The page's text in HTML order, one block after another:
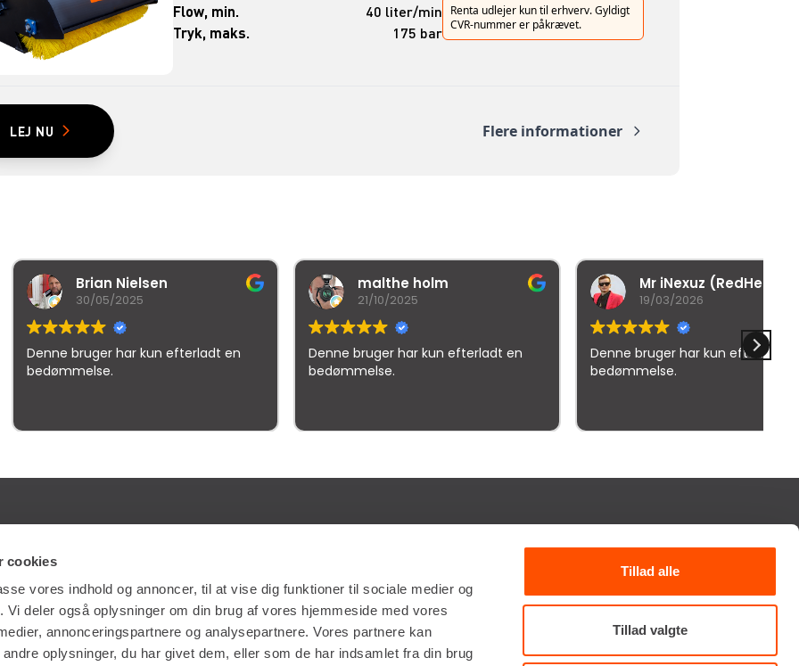
cookies
vores indhold og annoncer, til at vise dig funktioner til sociale medier og
deler også oplysninger om din brug af vores hjemmeside med vores
annonceringspartnere og analysepartnere. Vores partnere kan
oplysninger, du har givet dem, eller som de har indsamlet fra din brug
Tillad alle
Tillad valgte
Flow, min.
40 liter/min
Tryk, maks.
175 bar
Renta udlejer kun til erhverv. Gyldigt
CVR-nummer er påkrævet.
LEJ NU Flere informationer
Nielsen
05/2025
har kun efterladt en
malthe holm
21/10/2025
Denne bruger har kun efterladt en
bedømmelse.
Mr iNexuz (RedHead)
19/03/2026
Denne bruger har kun efterladt en
bedømmelse.
LÆS MERE OM RENTA EASY
LEDIGE JOBS | KARRIERE I RENTA
LEJE- OG LEVERINGSBETINGELSER
TILMELD NYHEDSBREV
Få de seneste nyheder, invitationer, tips og tricks m.m.